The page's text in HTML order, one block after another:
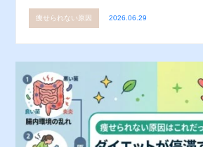
痩せられない原因 2026.06.29